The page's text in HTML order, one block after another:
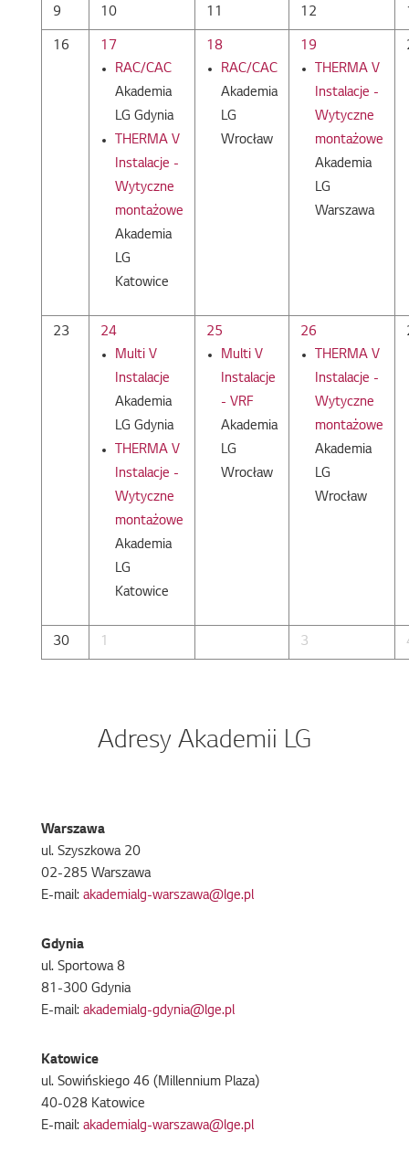
9 10 11 12
16
17
RAC/CAC
Akademia
LG Gdynia
THERMA V
Instalacje -
Wytyczne
montażowe
Akademia
LG
Katowice
18
RAC/CAC
Akademia
LG
Wrocław
19
THERMA V
Instalacje -
Wytyczne
montażowe
Akademia
LG
Warszawa
23
24
Multi V
Instalacje
Akademia
LG Gdynia
THERMA V
Instalacje -
Wytyczne
montażowe
Akademia
LG
Katowice
25
Multi V
Instalacje
- VRF
Akademia
LG
Wrocław
26
THERMA V
Instalacje -
Wytyczne
montażowe
Akademia
LG
Wrocław
30 1 3
Adresy Akademii LG
Warszawa
ul. Szyszkowa 20
02-285 Warszawa
E-mail: akademialg-warszawa@lge.pl
Gdynia
ul. Sportowa 8
81-300 Gdynia
E-mail: akademialg-gdynia@lge.pl
Katowice
ul. Sowińskiego 46 (Millennium Plaza)
40-028 Katowice
E-mail: akademialg-warszawa@lge.pl